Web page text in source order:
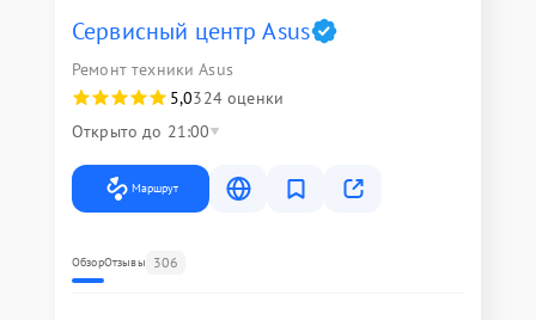
Сервисный центр Asus
Ремонт техники Asus
5,0324 оценки
Открыто до 21:00
Маршрут
ОбзорОтзывы 306